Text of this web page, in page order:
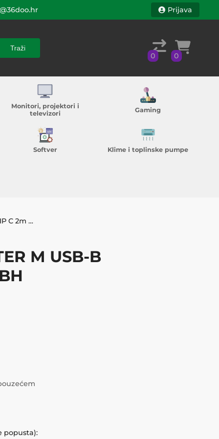
Traži
Prijava
Traži
0 0
Monitori, projektori i
televizori
Gaming
Softver Klime i toplinske pumpe
USB KABEL ZA PRINTER M USB-B 2A / M TIP C 2m CQUBH
M USB-B
popusta):